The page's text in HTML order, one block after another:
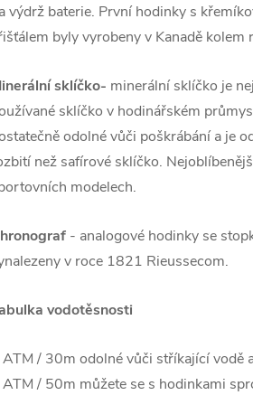
výdrž baterie. První hodinky s
byly vyrobeny v Kanadě kolem
sklíčko- minerální sklíčko je
sklíčko v hodinářském
odolné vůči poškrábání a je
než safírové sklíčko.
modelech.
- analogové hodinky se
v roce 1821 Rieussecom.
vodotěsnosti
/ 30m odolné vůči stříkající vodě
/ 50m můžete se s hodinkami